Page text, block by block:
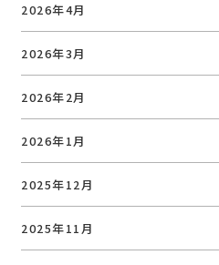
2026年4月
2026年3月
2026年2月
2026年1月
2025年12月
2025年11月